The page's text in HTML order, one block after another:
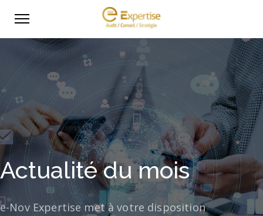
Actualité du mois
e-Nov Expertise met à votre disposition